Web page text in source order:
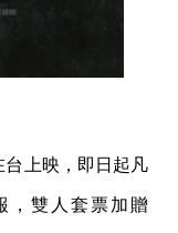
台上映，即日起凡
，雙人套票加贈